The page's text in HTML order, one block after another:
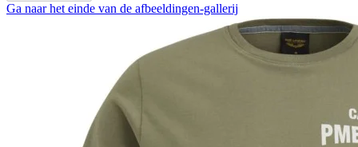
Ga naar het einde van de afbeeldingen-gallerij